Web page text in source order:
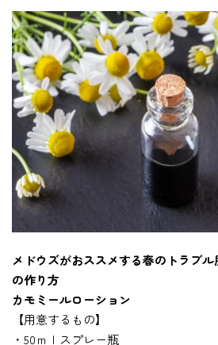
メドウズがおススメする春のトラブ
の作り方
カモミールローション
【用意するもの】
・50ｍｌスプレー瓶